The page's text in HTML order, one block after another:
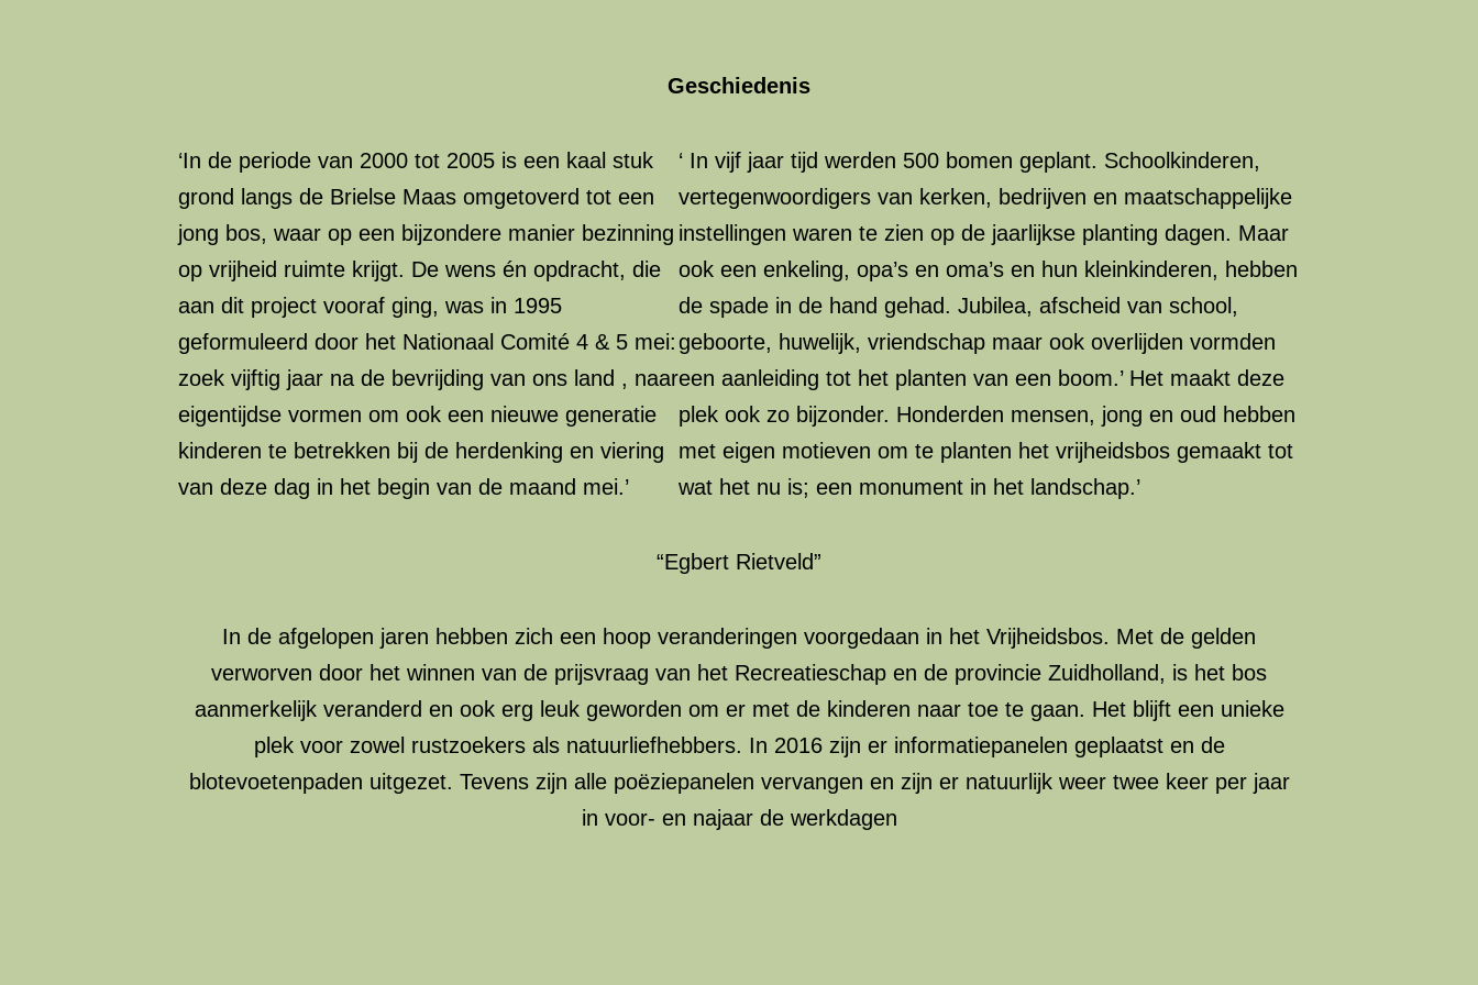
Geschiedenis
‘In de periode van 2000 tot 2005 is een kaal stuk
grond langs de Brielse Maas omgetoverd tot een
jong bos, waar op een bijzondere manier bezinning
op vrijheid ruimte krijgt. De wens én opdracht, die
aan dit project vooraf ging, was in 1995
geformuleerd door het Nationaal Comité 4 & 5 mei:
zoek vijftig jaar na de bevrijding van ons land , naar
eigentijdse vormen om ook een nieuwe generatie
kinderen te betrekken bij de herdenking en viering
van deze dag in het begin van de maand mei.’
‘ In vijf jaar tijd werden 500 bomen geplant. Schoolkinderen,
vertegenwoordigers van kerken, bedrijven en maatschappelijke
instellingen waren te zien op de jaarlijkse planting dagen. Maar
ook een enkeling, opa’s en oma’s en hun kleinkinderen, hebben
de spade in de hand gehad. Jubilea, afscheid van school,
geboorte, huwelijk, vriendschap maar ook overlijden vormden
een aanleiding tot het planten van een boom.’ Het maakt deze
plek ook zo bijzonder. Honderden mensen, jong en oud hebben
met eigen motieven om te planten het vrijheidsbos gemaakt tot
wat het nu is; een monument in het landschap.’
“Egbert Rietveld”
In de afgelopen jaren hebben zich een hoop veranderingen voorgedaan in het Vrijheidsbos. Met de gelden
verworven door het winnen van de prijsvraag van het Recreatieschap en de provincie Zuidholland, is het bos
aanmerkelijk veranderd en ook erg leuk geworden om er met de kinderen naar toe te gaan. Het blijft een unieke
plek voor zowel rustzoekers als natuurliefhebbers. In 2016 zijn er informatiepanelen geplaatst en de
blotevoetenpaden uitgezet. Tevens zijn alle poëziepanelen vervangen en zijn er natuurlijk weer twee keer per jaar
in voor- en najaar de werkdagen